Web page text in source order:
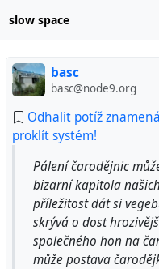
slow space
basc
basc@node9.org
Odhalit potíž
proklít systém!
Pálení čarodějnic
bizarní kapitola
příležitost dát si
skrývá o dost
společného hon na
může postava